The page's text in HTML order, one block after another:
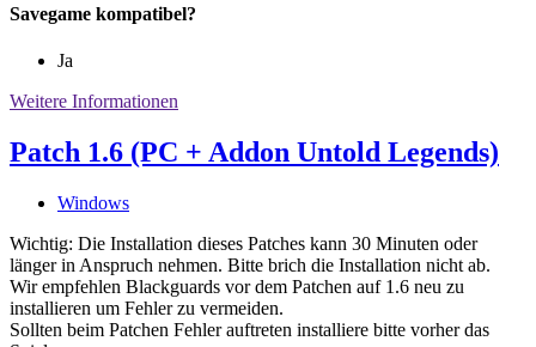
Savegame kompatibel?
Ja
Weitere Informationen
Patch 1.6 (PC + Addon Untold Legends)
Windows
Wichtig: Die Installation dieses Patches kann 30 Minuten oder
länger in Anspruch nehmen. Bitte brich die Installation nicht ab.
Wir empfehlen Blackguards vor dem Patchen auf 1.6 neu zu
installieren um Fehler zu vermeiden.
Sollten beim Patchen Fehler auftreten installiere bitte vorher das